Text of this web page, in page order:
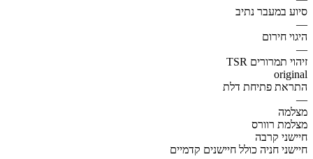
סיוע במעבר נתיב
—
היגוי חירום
—
זיהוי תמרורים TSR
original
התראת פתיחת דלת
—
מצלמה
מצלמת רוורס
חיישני קרבה
חיישני חניה כולל חיישנים קדמיים